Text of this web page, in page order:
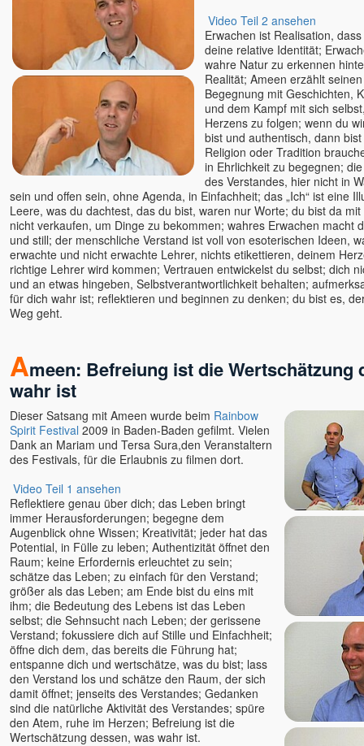
Video Teil 2 ansehen
Erwachen ist Realisation,
deine relative Identität;
wahre Natur zu erkennen
Realität; Ameen erzählt
Begegnung mit Geschichten,
und dem Kampf mit sich
Herzens zu folgen; wenn du
bist und authentisch, dann
Religion oder Tradition
in Ehrlichkeit zu begegnen;
des Verstandes, hier nicht in
sein und offen sein, ohne Agenda, in Einfachheit; das „Ich“ ist eine
Leere, was du dachtest, das du bist, waren nur Worte; du bist da
nicht verkaufen, um Dinge zu bekommen; wahres Erwachen macht
und still; der menschliche Verstand ist voll von esoterischen Ideen,
erwachte und nicht erwachte Lehrer, nichts etikettieren, deinem
richtige Lehrer wird kommen; Vertrauen entwickelst du selbst; dich
und an etwas hingeben, Selbstverantwortlichkeit behalten;
für dich wahr ist; reflektieren und beginnen zu denken; du bist es,
Weg geht.
Ameen: Befreiung ist die Wertschätzung
wahr ist
Dieser Satsang mit Ameen wurde beim Rainbow
Spirit Festival 2009 in Baden-Baden gefilmt. Vielen
Dank an Mariam und Tersa Sura,den Veranstaltern
des Festivals, für die Erlaubnis zu filmen dort.
Video Teil 1 ansehen
Reflektiere genau über dich; das Leben bringt
immer Herausforderungen; begegne dem
Augenblick ohne Wissen; Kreativität; jeder hat das
Potential, in Fülle zu leben; Authentizität öffnet den
Raum; keine Erfordernis erleuchtet zu sein;
schätze das Leben; zu einfach für den Verstand;
größer als das Leben; am Ende bist du eins mit
ihm; die Bedeutung des Lebens ist das Leben
selbst; die Sehnsucht nach Leben; der gerissene
Verstand; fokussiere dich auf Stille und Einfachheit;
öffne dich dem, das bereits die Führung hat;
entspanne dich und wertschätze, was du bist; lass
den Verstand los und schätze den Raum, der sich
damit öffnet; jenseits des Verstandes; Gedanken
sind die natürliche Aktivität des Verstandes; spüre
den Atem, ruhe im Herzen; Befreiung ist die
Wertschätzung dessen, was wahr ist.